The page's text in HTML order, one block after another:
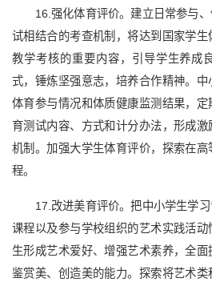
16.强化体育评价。建立日常参与
试相结合的考查机制，将达到国家学
教学考核的重要内容，引导学生养成
式，锤炼坚强意志，培养合作精神。
体育参与情况和体质健康监测结果，
育测试内容、方式和计分办法，形成
机制。加强大学生体育评价，探索在
程。
17.改进美育评价。把中小学生学
课程以及参与学校组织的艺术实践活
生形成艺术爱好、增强艺术素养，全面
鉴赏美、创造美的能力。探索将艺术